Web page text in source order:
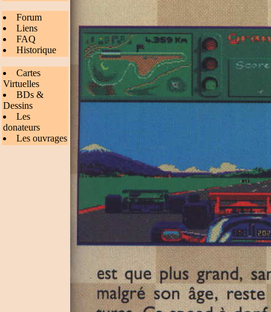
Forum
Liens
FAQ
Historique
Cartes
Virtuelles
BDs &
Dessins
Les
donateurs
Les ouvrages